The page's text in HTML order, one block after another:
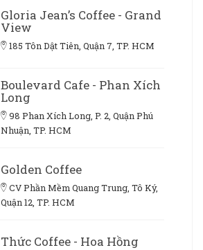
Gloria Jean’s Coffee - Grand
View
185 Tôn Dật Tiên, Quận 7, TP. HCM
Boulevard Cafe - Phan Xích
Long
98 Phan Xích Long, P. 2, Quận Phú
Nhuận, TP. HCM
Golden Coffee
CV Phần Mềm Quang Trung, Tô Ký,
Quận 12, TP. HCM
Thức Coffee - Hoa Hồng